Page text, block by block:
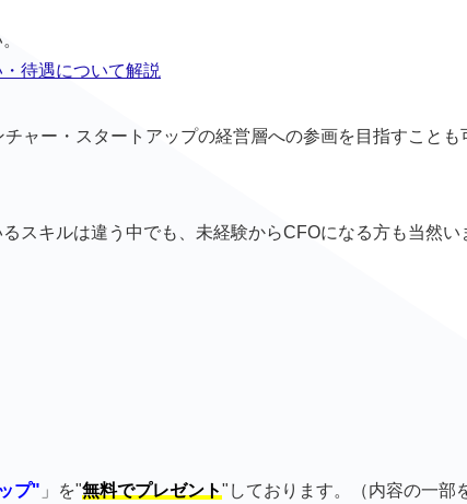
待遇について解説
ャー・スタートアップの経営層への参画を目指すことも
スキルは違う中でも、未経験からCFOになる方も当然い
プ" 」を"無料でプレゼント"しております。（内容の一部